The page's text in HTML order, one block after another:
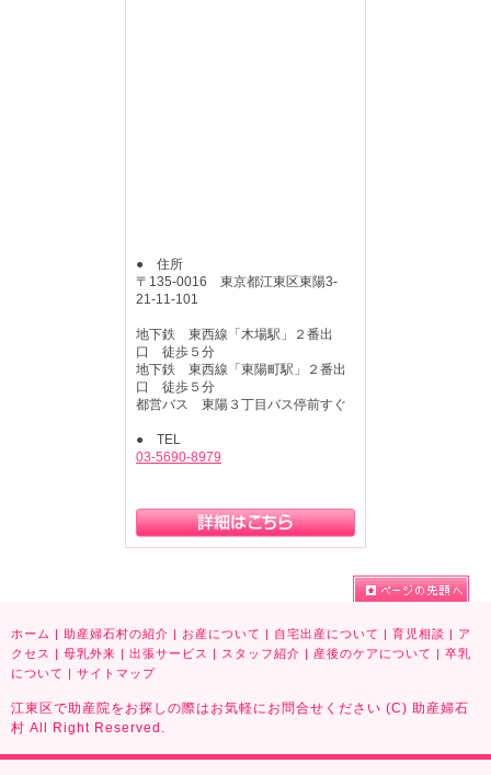
● 住所
〒135-0016 東京都江東区東陽3-
21-11-101
地下鉄 東西線「木場駅」２番出
口 徒歩５分
地下鉄 東西線「東陽町駅」２番出
口 徒歩５分
都営バス 東陽３丁目バス停前すぐ
● TEL
03-5690-8979
ホーム | 助産婦石村の紹介 | お産について | 自宅出産について | 育児相談 | ア
クセス
| 母乳外来 | 出張サービス | スタッフ紹介 | 産後のケアについて | 卒乳
について | サイトマップ
江東区で助産院をお探しの際はお気軽にお問合せください (C) 助産婦石
村 All Right Reserved.